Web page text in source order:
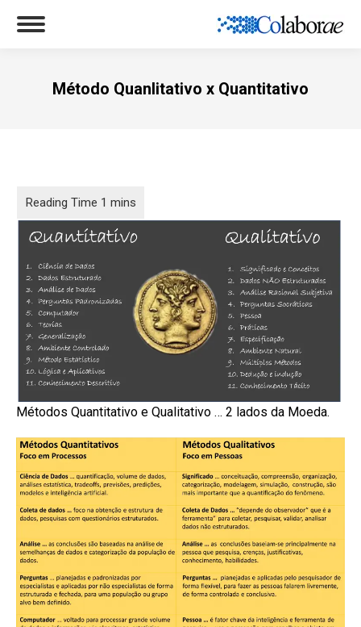
Método Quanlitativo x Quantitativo
Métodos Quantitativo e Qualitativo … 2 lados da Moeda.